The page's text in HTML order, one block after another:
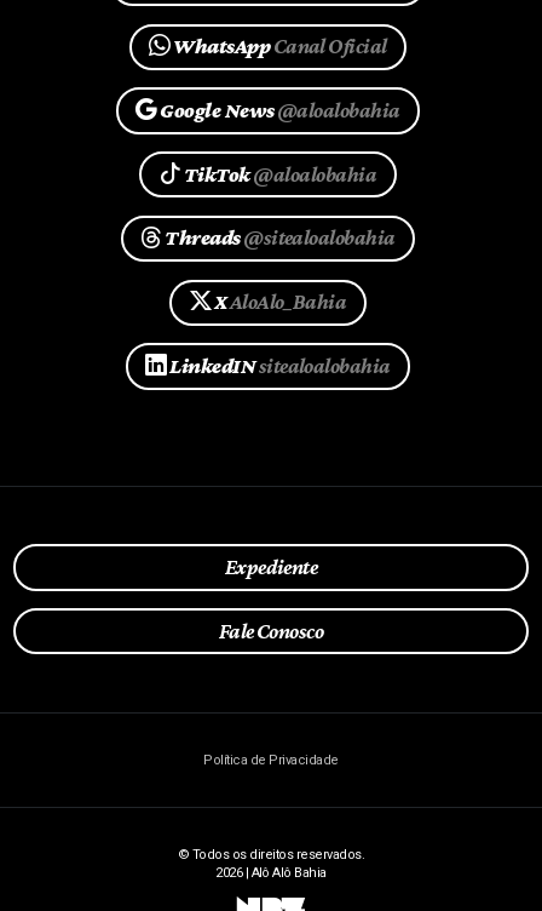
WhatsAppCanal Oficial
Google News@aloalobahia
TikTok@aloalobahia
Threads@sitealoalobahia
XAloAlo_Bahia
LinkedINsitealoalobahia
Expediente
Fale Conosco
Política de Privacidade
© Todos os direitos reservados.
2026 | Alô Alô Bahia